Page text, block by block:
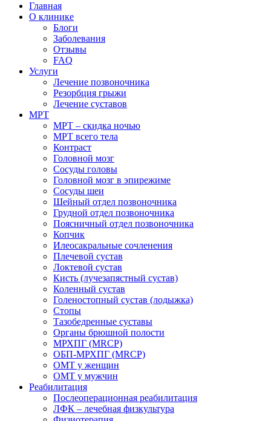
Главная
О клинике
Блоги
Заболевания
Отзывы
FAQ
Услуги
Лечение позвоночника
Резорбция грыжи
Лечение суставов
МРТ
МРТ – скидка ночью
МРТ всего тела
Контраст
Головной мозг
Сосуды головы
Головной мозг в эпирежиме
Сосуды шеи
Шейный отдел позвоночника
Грудной отдел позвоночника
Поясничный отдел позвоночника
Копчик
Илеосакральные сочленения
Плечевой сустав
Локтевой сустав
Кисть (лучезапястный сустав)
Коленный сустав
Голеностопный сустав (лодыжка)
Стопы
Тазобедренные суставы
Органы брюшной полости
МРХПГ (MRCP)
ОБП-МРХПГ (MRCP)
ОМТ у женщин
ОМТ у мужчин
Реабилитация
Послеоперационная реабилитация
ЛФК – лечебная физкультура